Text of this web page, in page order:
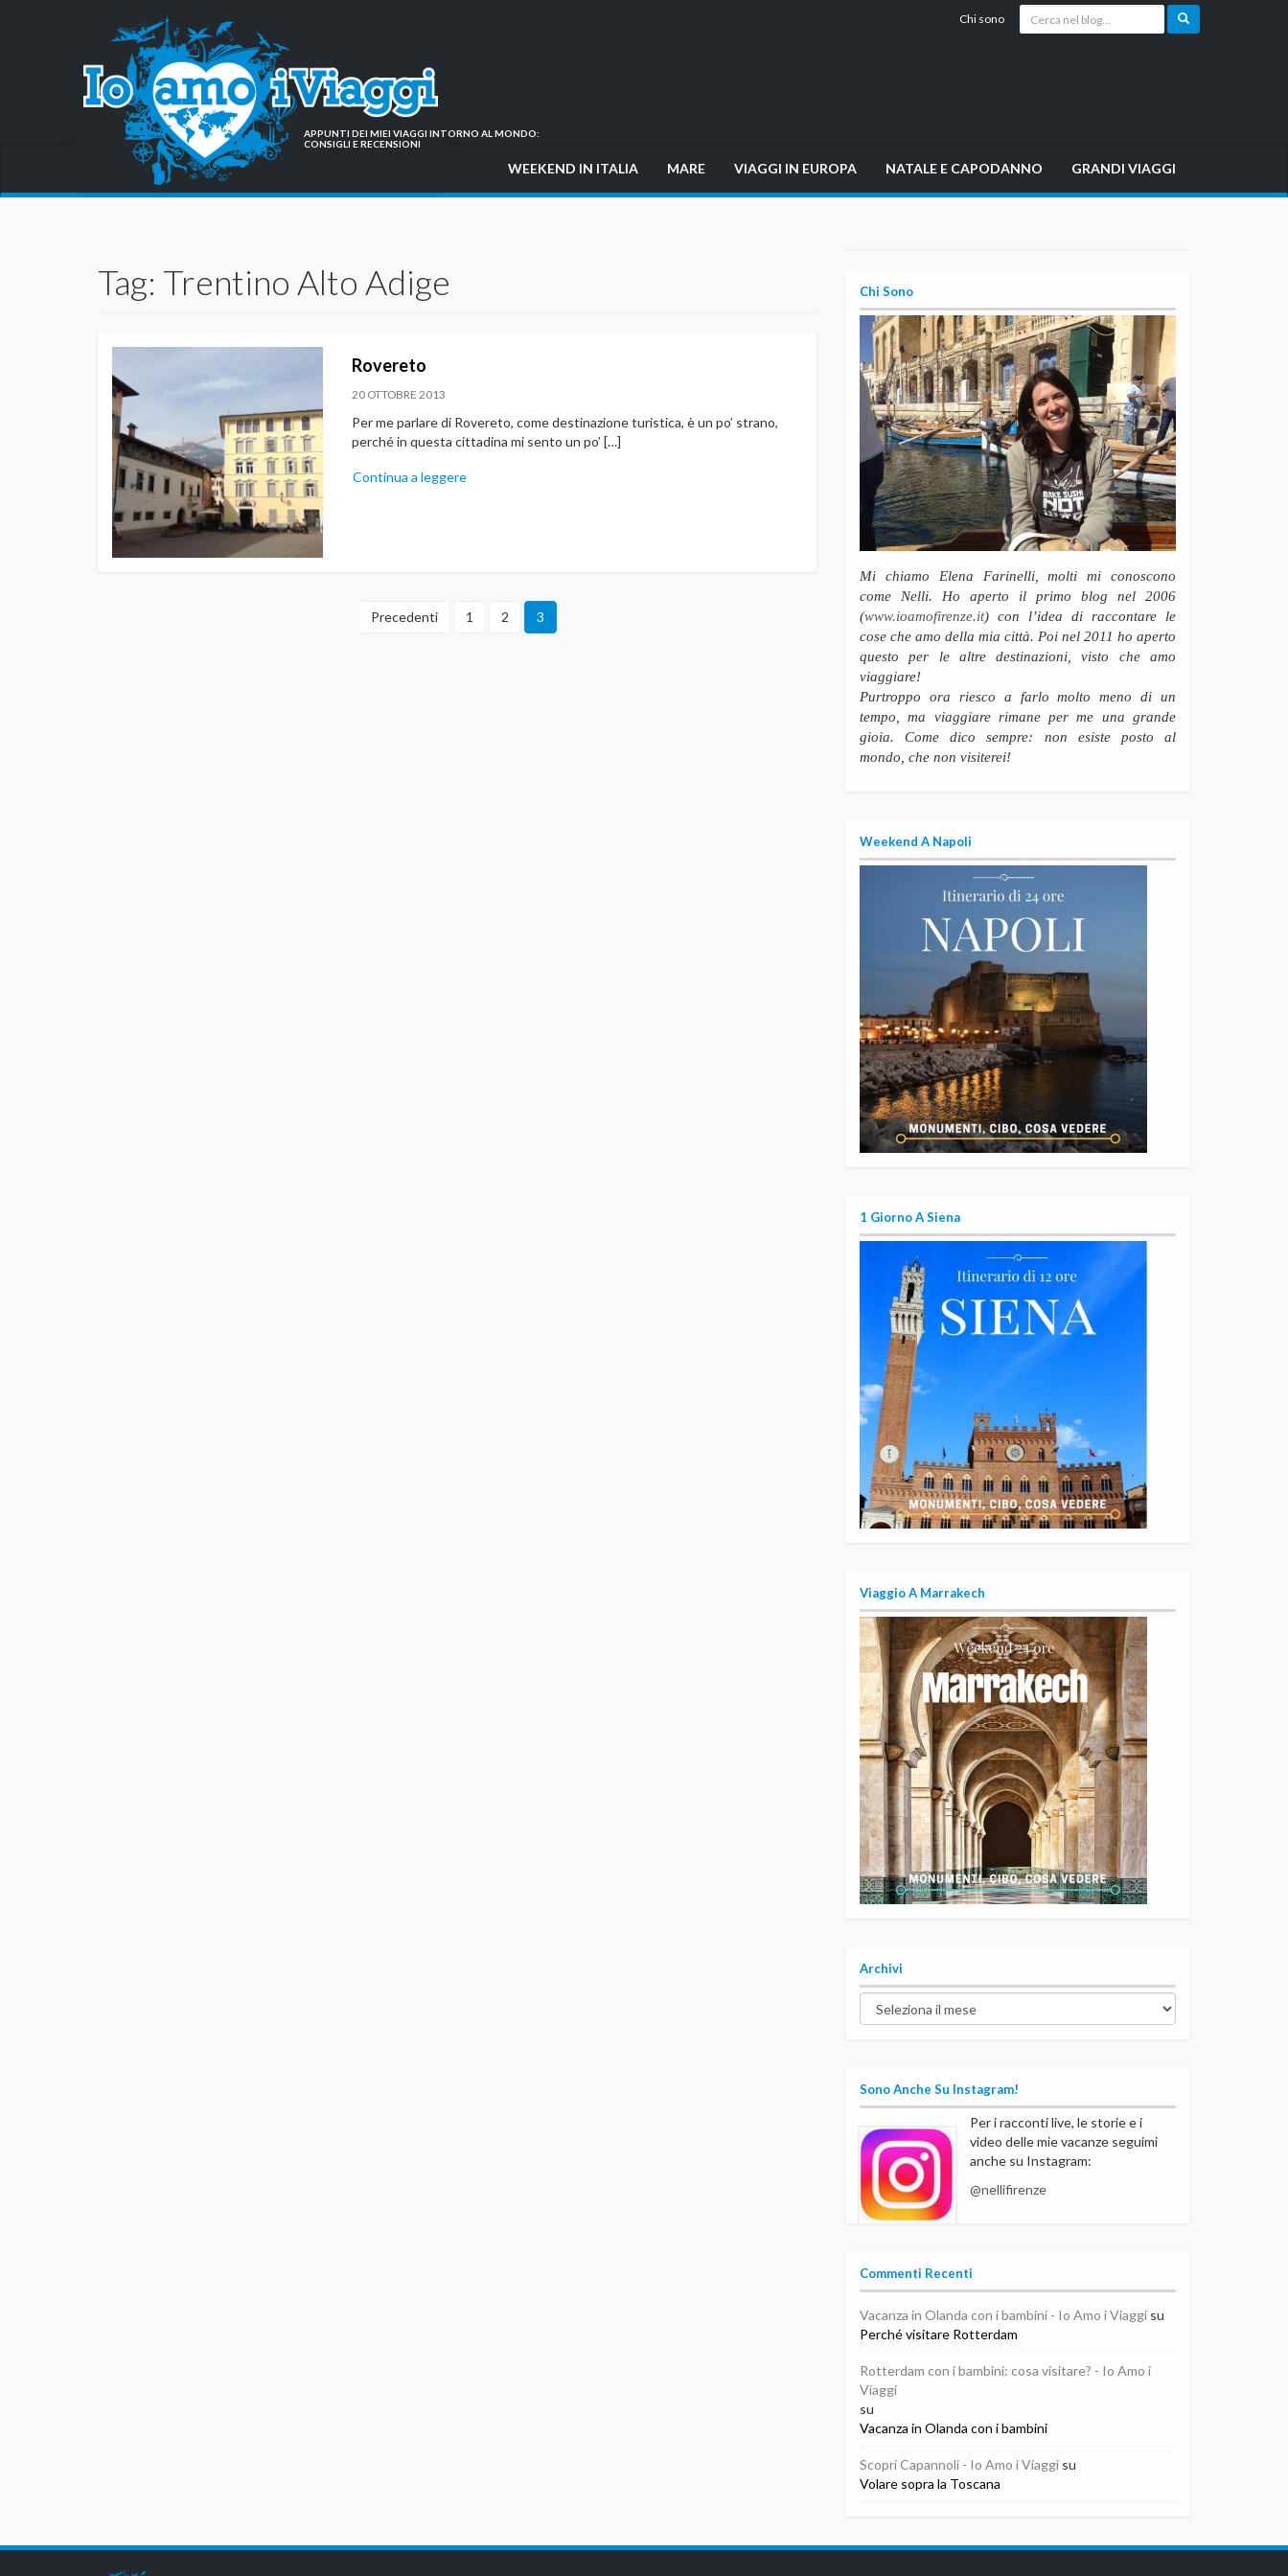
Chi sono
APPUNTI DEI MIEI VIAGGI INTORNO AL MONDO:
CONSIGLI E RECENSIONI
WEEKEND IN ITALIA MARE VIAGGI IN EUROPA NATALE E CAPODANNO GRANDI VIAGGI
Tag: Trentino Alto Adige
Rovereto
20 OTTOBRE 2013
Per me parlare di Rovereto, come destinazione turistica, è un po’ strano,
perché in questa cittadina mi sento un po’ […]
Continua a leggere
Precedenti 1 2 3
Chi Sono
Mi chiamo Elena Farinelli, molti mi conoscono
come Nelli. Ho aperto il primo blog nel 2006
(www.ioamofirenze.it) con l’idea di raccontare le
cose che amo della mia città. Poi nel 2011 ho aperto
questo per le altre destinazioni, visto che amo
viaggiare!
Purtroppo ora riesco a farlo molto meno di un
tempo, ma viaggiare rimane per me una grande
gioia. Come dico sempre: non esiste posto al
mondo, che non visiterei!
Weekend A Napoli
1 Giorno A Siena
Viaggio A Marrakech
Archivi
Archivi
Sono Anche Su Instagram!
Per i racconti live, le storie e i
video delle mie vacanze seguimi
anche su Instagram:
@nellifirenze
Commenti Recenti
Vacanza in Olanda con i bambini - Io Amo i Viaggi su
Perché visitare Rotterdam
Rotterdam con i bambini: cosa visitare? - Io Amo i
Viaggi
su
Vacanza in Olanda con i bambini
Scopri Capannoli - Io Amo i Viaggi su
Volare sopra la Toscana